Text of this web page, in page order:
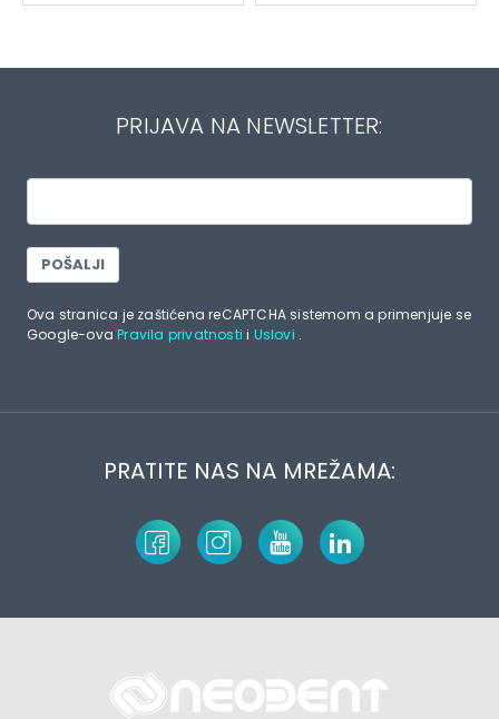
PRIJAVA NA NEWSLETTER:
POŠALJI
Ova stranica je zaštićena reCAPTCHA sistemom a primenjuje se
Google-ovaPravila privatnosti i Uslovi .
PRATITE NAS NA MREŽAMA: